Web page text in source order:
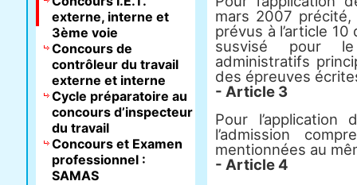
mars 2007
prévus à l’article
susvisé pour
administratifs
des épreuves
- Article 3
Pour
l’admission
mentionnées au
- Article 4
externe, interne et
3ème voie
Concours de
contrôleur du travail
externe et interne
Cycle préparatoire au
concours d’inspecteur
du travail
Concours et Examen
professionnel :
SAMAS